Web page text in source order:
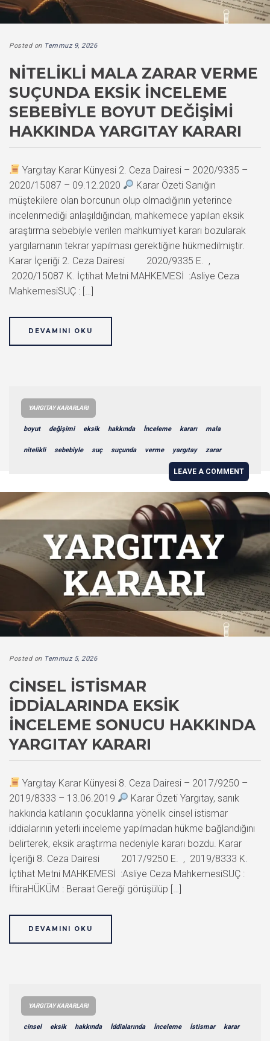
Posted on Temmuz 9, 2026
NITELIKLI MALA ZARAR VERME
SUÇUNDA EKSIK İNCELEME
SEBEBIYLE BOYUT DEĞIŞIMI
HAKKINDA YARGITAY KARARI
Yargıtay Karar Künyesi 2. Ceza Dairesi – 2020/9335 –
2020/15087 – 09.12.2020
Karar Özeti Sanığın
müştekilere olan borcunun olup olmadığının yeterince
incelenmediği anlaşıldığından, mahkemece yapılan eksik
araştırma sebebiyle verilen mahkumiyet kararı bozularak
yargılamanın tekrar yapılması gerektiğine hükmedilmiştir.
Karar İçeriği 2. Ceza Dairesi 2020/9335 E. ,
2020/15087 K. İçtihat Metni MAHKEMESİ :Asliye Ceza
MahkemesiSUÇ : […]
DEVAMINI OKU
YARGITAY KARARLARI
boyut değişimi eksik hakkında İnceleme kararı mala
nitelikli sebebiyle suç suçunda verme yargıtay zarar
LEAVE A COMMENT
Posted on Temmuz 5, 2026
CINSEL İSTISMAR
İDDIALARINDA EKSIK
İNCELEME SONUCU HAKKINDA
YARGITAY KARARI
Yargıtay Karar Künyesi 8. Ceza Dairesi – 2017/9250 –
2019/8333 – 13.06.2019
Karar Özeti Yargıtay, sanık
hakkında katılanın çocuklarına yönelik cinsel istismar
iddialarının yeterli inceleme yapılmadan hükme bağlandığını
belirterek, eksik araştırma nedeniyle kararı bozdu. Karar
İçeriği 8. Ceza Dairesi 2017/9250 E. , 2019/8333 K.
İçtihat Metni MAHKEMESİ :Asliye Ceza MahkemesiSUÇ :
İftiraHÜKÜM : Beraat Gereği görüşülüp […]
DEVAMINI OKU
YARGITAY KARARLARI
cinsel eksik hakkında İddialarında İnceleme İstismar karar